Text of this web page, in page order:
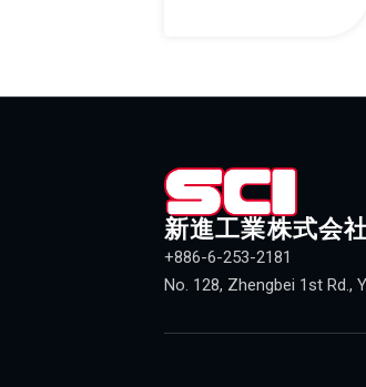
新進工業株式会
+886-6-253-2181
No. 128, Zhengbei 1st Rd.,